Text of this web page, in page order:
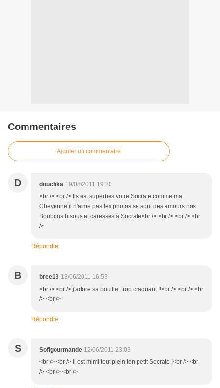
Commentaires
Ajouter un commentaire
D douchka 19/08/2011 19:20
<br /> <br /> Ils est superbes votre Socrate comme ma
Cheyenne il n'aime pas les photos se sont des amours nos
Boubous bisous et caresses à Socrate<br /> <br /> <br /> <br
/>
Répondre
B bree13 13/06/2011 16:53
<br /> <br /> j'adore sa bouille, trop craquant !!<br /> <br /> <br
/> <br />
Répondre
S Sofigourmande 12/06/2011 23:03
<br /> <br /> Il est mimi tout plein ton petit Socrate !<br /> <br
/> <br /> <br />